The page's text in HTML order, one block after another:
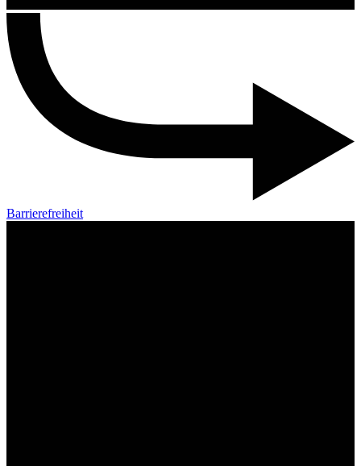
Barrierefreiheit